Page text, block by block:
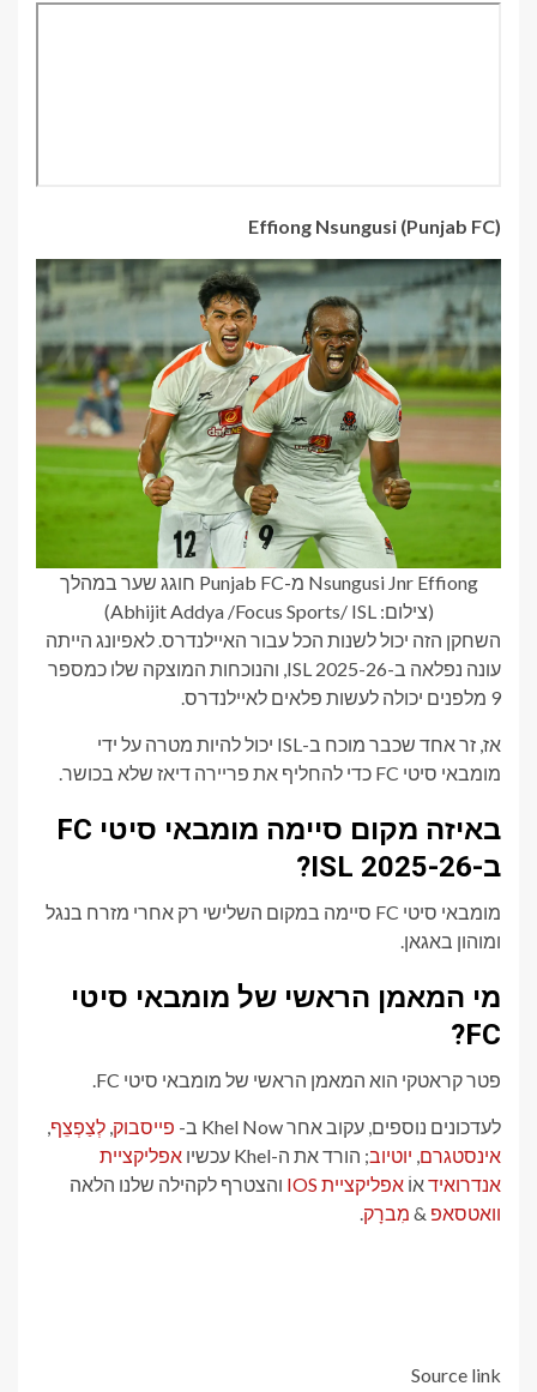
Effiong Nsungusi (Punjab FC)
Nsungusi Jnr Effiong מ-Punjab FC חוגג שער במהלך
(צילום: Abhijit Addya /Focus Sports/ ISL)
השחקן הזה יכול לשנות הכל עבור האיילנדרס. לאפיונג הייתה
עונה נפלאה ב-ISL 2025-26, והנוכחות המוצקה שלו כמספר
9 מלפנים יכולה לעשות פלאים לאיילנדרס.
אז, זר אחד שכבר מוכח ב-ISL יכול להיות מטרה על ידי
מומבאי סיטי FC כדי להחליף את פריירה דיאז שלא בכושר.
באיזה מקום סיימה מומבאי סיטי FC
ב-ISL 2025-26?
מומבאי סיטי FC סיימה במקום השלישי רק אחרי מזרח בנגל
ומוהון באגאן.
מי המאמן הראשי של מומבאי סיטי
FC?
פטר קראטקי הוא המאמן הראשי של מומבאי סיטי FC.
לעדכונים נוספים, עקוב אחר Khel Now ב- פייסבוק, לְצַפְצֵף,
אינסטגרם, יוטיוב; הורד את ה-Khel עכשיו
אפליקציית
אנדרואידאוֹ אפליקציית IOS
והצטרף לקהילה שלנו הלאה
וואטסאפ & מִברָק.
Source link